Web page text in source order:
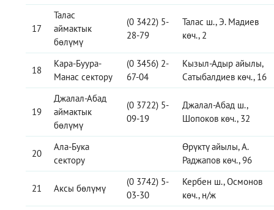
17
Талас
аймактык
бөлүмү
(0 3422) 5-
28-79
Талас ш., Э. Мадиев
көч., 2
18
Кара-Буура-
Манас сектору
(0 3456) 2-
67-04
Кызыл-Адыр айылы,
Сатыбалдиев көч., 16
19
Джалал-Абад
аймактык
бөлүмү
(0 3722) 5-
09-19
Джалал-Абад ш.,
Шопоков көч., 32
20
Ала-Бука
сектору
Өрүктү айылы, А.
Раджапов көч., 96
21 Аксы бөлүмү
(0 3742) 5-
03-30
Кербен ш., Осмонов
көч., н/ж